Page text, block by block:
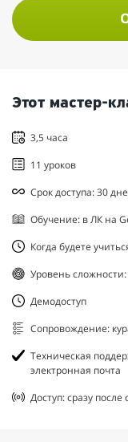
Этот мастер-
3,5 часа
11 уроков
Срок доступа: 30
Обучение: в ЛК на
Когда будете
Уровень
Демодоступ
Сопровождение:
Техническая
электронная почта
Доступ: сразу после